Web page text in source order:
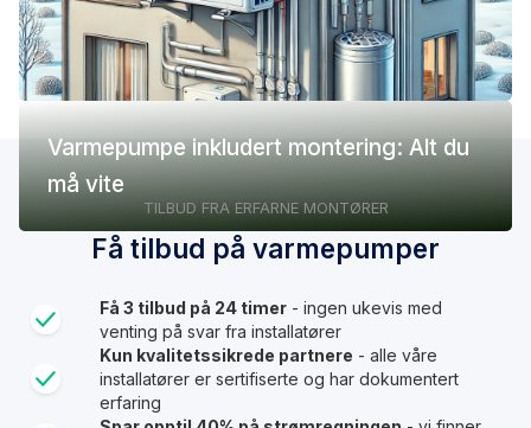
Varmepumpe inkludert montering: Alt du
må vite
TILBUD FRA ERFARNE MONTØRER
Få tilbud på varmepumper
Få 3 tilbud på 24 timer - ingen ukevis med
venting på svar fra installatører
Kun kvalitetssikrede partnere - alle våre
installatører er sertifiserte og har dokumentert
erfaring